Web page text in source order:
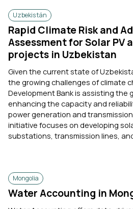
Uzbekistán
Rapid Climate Risk and
Assessment for Solar PV
projects in Uzbekistan
Given the current state of
the growing challenges of climate
Development Bank is assisting the
enhancing the capacity and
power generation and
initiative focuses on developing
substations, transmission lines, and
Mongolia
Water Accounting in